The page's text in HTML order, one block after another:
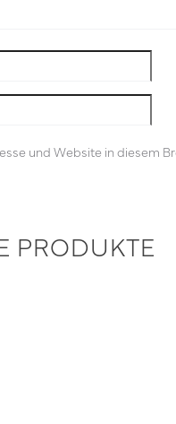
und Website in diesem
PRODUKTE